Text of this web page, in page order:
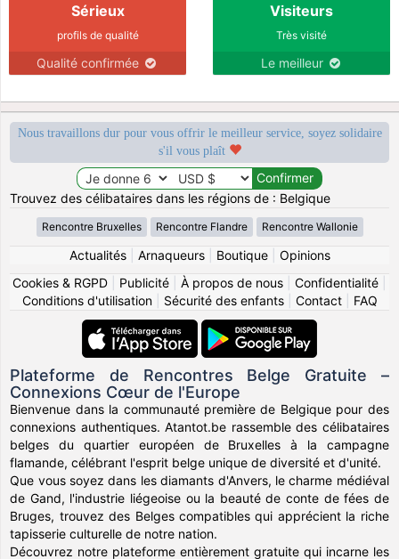
Sérieux
profils de qualité
Qualité confirmée
Visiteurs
Très visité
Le meilleur
Nous travaillons dur pour vous offrir le meilleur service, soyez solidaire
s'il vous plaît
Trouvez des célibataires dans les régions de : Belgique
Rencontre Bruxelles Rencontre Flandre Rencontre Wallonie
Actualités| Arnaqueurs| Boutique| Opinions
Cookies & RGPD
Publicité À propos de nous Confidentialité
Conditions d'utilisation| Sécurité des enfants| Contact| FAQ
Plateforme de Rencontres Belge Gratuite –
Connexions Cœur de l'Europe
Bienvenue dans la communauté première de Belgique pour des
connexions authentiques. Atantot.be rassemble des célibataires
belges du quartier européen de Bruxelles à la campagne
flamande, célébrant l'esprit belge unique de diversité et d'unité.
Que vous soyez dans les diamants d'Anvers, le charme médiéval
de Gand, l'industrie liégeoise ou la beauté de conte de fées de
Bruges, trouvez des Belges compatibles qui apprécient la riche
tapisserie culturelle de notre nation.
Découvrez notre plateforme entièrement gratuite qui incarne les